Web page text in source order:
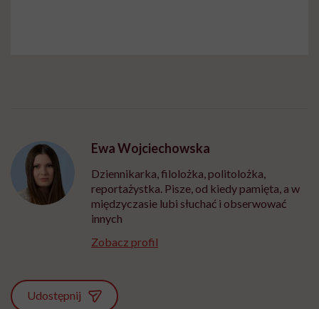
Ewa Wojciechowska
Dziennikarka, filolożka, politolożka,
reportażystka. Pisze, od kiedy pamięta, a w
międzyczasie lubi słuchać i obserwować
innych
Zobacz profil
Udostępnij